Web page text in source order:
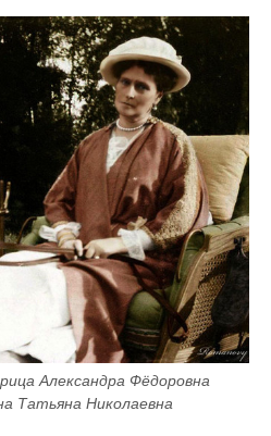
Александра Фёдоровна
Татьяна Николаевна